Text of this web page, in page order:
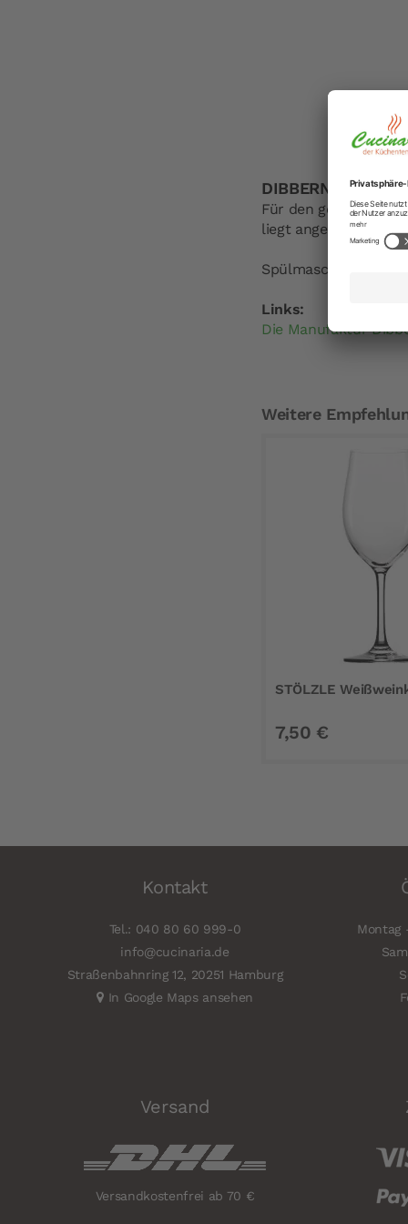
DIBBERN Solid
Für den
liegt angenehm in
Spülmaschinen- und
Links:
Die Manufaktur
Weitere
STÖLZLE
7,50 €
Kontakt
Tel.: 040 80 60 999-0
info@cucinaria.de
Straßenbahnring 12, 20251 Hamburg
In Google Maps ansehen
Montag
Versand
Versandkostenfrei ab 70 €